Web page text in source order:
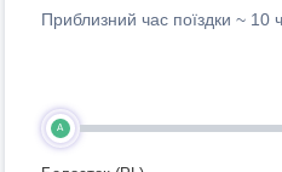
Приблизний час поїздки ~ 10
A